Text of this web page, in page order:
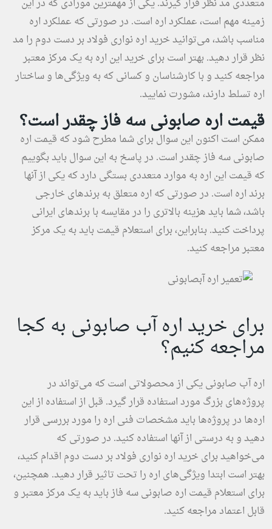
زمینه مهم است، عملکرد اره است. در صورتی که عملکرد اره
مناسب باشد، می‌توانید خرید اره نواری فولاد بر دست دوم را مد
نظر قرار دهید. بهتر است برای خرید این اره به یک مرکز معتبر
مراجعه کنید و با کارشناسان و کسانی که به ویژگی‌ها و ساختار
اره تسلط دارند، مشورت نمایید.
قیمت اره صابونی سه فاز چقدر است؟
ممکن است اکنون این سوال برای شما مطرح شود که قیمت اره
صابونی سه فاز چقدر است. در پاسخ به این سوال باید بگوییم
که قیمت این اره به موارد متعددی بستگی دارد که یکی از آنها
برند اره است. در صورتی که اره متعلق به برندهای خارجی
باشد، شما باید هزینه بالاتری را در مقایسه با برندهای ایرانی
پرداخت کنید. بنابراین، برای استعلام قیمت باید به یک مرکز
معتبر مراجعه کنید.
برای خرید اره آب صابونی به کجا
مراجعه کنیم؟
اره آب صابونی یکی از محصولاتی است که می‌تواند در
پروژه‌های بزرگ مورد استفاده قرار گیرد. قبل از استفاده از این
اره‌ها در پروژه‌ها باید مشخصات فنی اره را مورد بررسی قرار
دهید و به درستی از آنها استفاده کنید. در صورتی که
می‌خواهید برای خرید اره نواری فولاد بر دست دوم اقدام کنید،
بهتر است ابتدا ویژگی‌های اره را تحت تاثیر قرار دهید. همچنین،
برای استعلام قیمت اره صابونی سه فاز باید به یک مرکز معتبر و
قابل اعتماد مراجعه کنید.